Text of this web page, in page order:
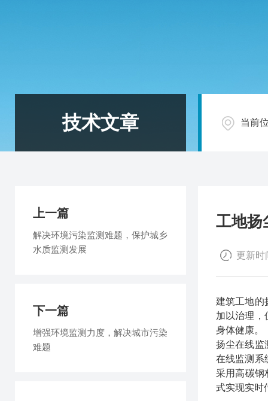
技术文章 当前
工地扬
更新时
建筑工地的
加以治理，
身体健康。
扬尘在线监
在线监测系
采用高碳钢
式实现实时
上一篇
解决环境污染监测难题，保护城乡
水质监测发展
下一篇
增强环境监测力度，解决城市污染
难题